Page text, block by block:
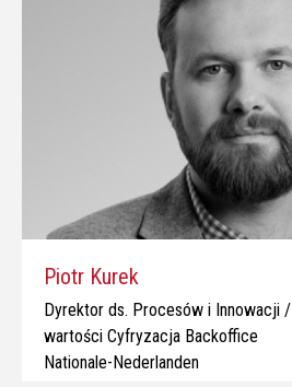
Piotr Kurek
Dyrektor ds. Procesów i Innowacji
wartości Cyfryzacja Backoffice
Nationale-Nederlanden